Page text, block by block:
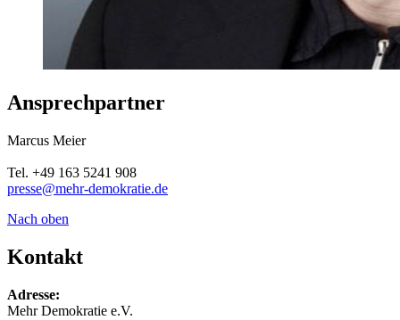
Ansprechpartner
Marcus Meier
Tel. +49 163 5241 908
presse@mehr-demokratie.de
Nach oben
Kontakt
Adresse:
Mehr Demokratie e.V.